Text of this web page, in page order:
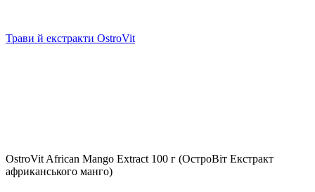
Трави й екстракти OstroVit
OstroVit African Mango Extract 100 г (ОстроВіт Екстракт
африканського манго)